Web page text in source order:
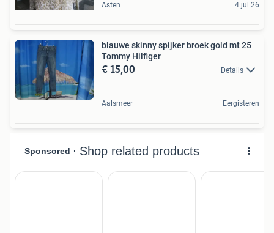
Asten 4 jul 26
blauwe skinny spijker broek gold mt 25
Tommy Hilfiger
€ 15,00 Details
Aalsmeer Eergisteren